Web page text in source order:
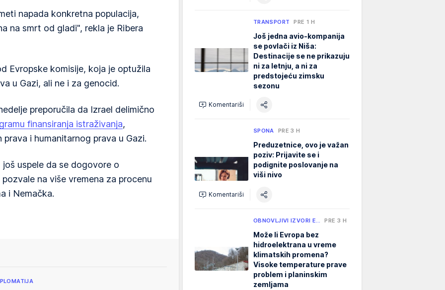
napada konkretna populacija,
na smrt od gladi", rekla je Ribera
Evropske komisije, koja je optužila
u Gazi, ali ne i za genocid.
preporučila da Izrael delimično
finansiranja istraživanja,
i humanitarnog prava u Gazi.
uspele da se dogovore o
na više vremena za procenu
i Nemačka.
TRANSPORT PRE 1 H
Još jedna avio-kompanija
se povlači iz Niša:
Destinacije se ne prikazuju
ni za letnju, a ni za
predstojeću zimsku
sezonu
Komentariši
SPONA PRE 3 H
Preduzetnice, ovo je važan
poziv: Prijavite se i
podignite poslovanje na
viši nivo
Komentariši
OBNOVLJIVI IZVORI E… PRE 3 H
Može li Evropa bez
hidroelektrana u vreme
klimatskih promena?
Visoke temperature prave
problem i planinskim
zemljama